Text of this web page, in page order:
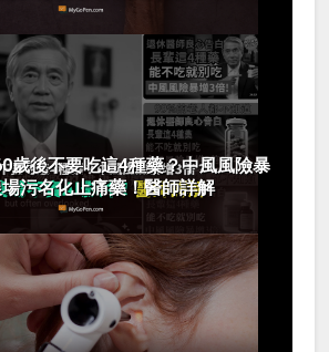
歲後不要吃這4種藥？中風風險暴
污名化止痛藥！醫師詳解